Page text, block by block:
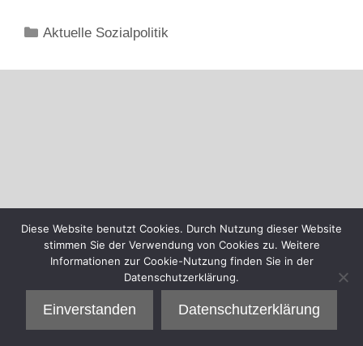
Kategorien
Aktuelle Sozialpolitik
Diese Website benutzt Cookies. Durch Nutzung dieser Website
stimmen Sie der Verwendung von Cookies zu. Weitere
Informationen zur Cookie-Nutzung finden Sie in der
Datenschutzerklärung.
Einverstanden Datenschutzerklärung